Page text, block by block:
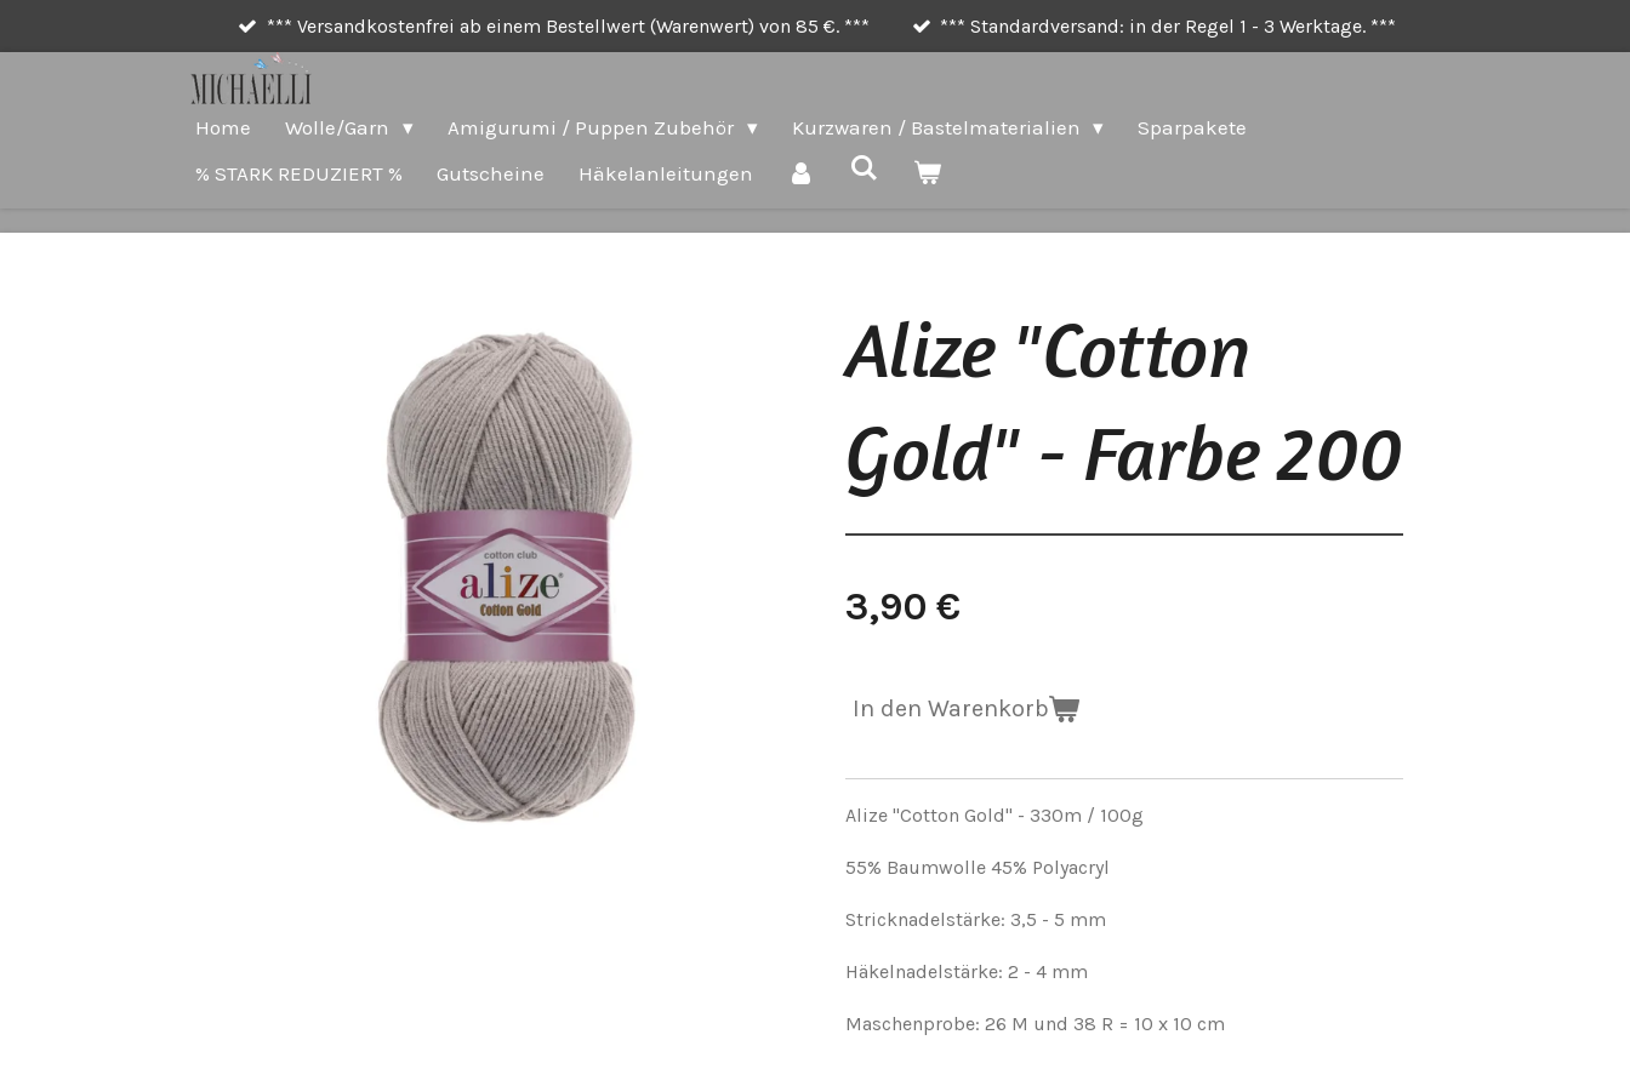
*** Versandkostenfrei ab einem Bestellwert (Warenwert) von 85 €. *** *** Standardversand: in der Regel 1 - 3 Werktage. ***
Home Wolle/Garn Amigurumi / Puppen Zubehör Kurzwaren / Bastelmaterialien
Sparpakete
% STARK REDUZIERT %
Gutscheine Häkelanleitungen
Alize "Cotton
Gold" - Farbe 200
3,90 €
In den Warenkorb
Alize "Cotton Gold" - 330m / 100g
55% Baumwolle 45% Polyacryl
Stricknadelstärke: 3,5 - 5 mm
Häkelnadelstärke: 2 - 4 mm
Maschenprobe: 26 M und 38 R = 10 x 10 cm